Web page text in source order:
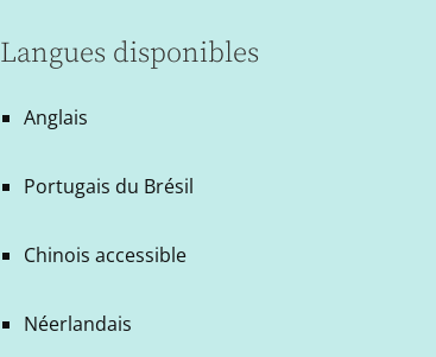
Langues disponibles
Anglais
Portugais du Brésil
Chinois accessible
Néerlandais